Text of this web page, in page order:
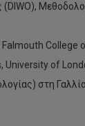
(DIWO),
of
στη